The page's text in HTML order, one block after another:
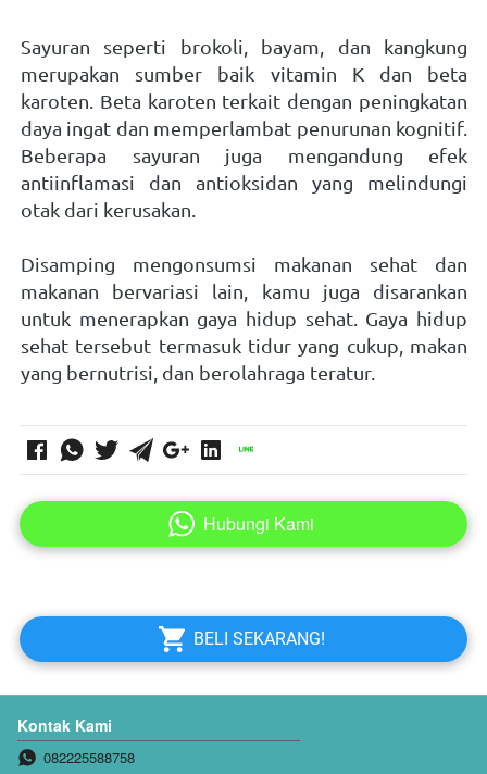
Sayuran seperti brokoli, bayam, dan kangkung
merupakan sumber baik vitamin K dan beta
karoten. Beta karoten terkait dengan peningkatan
daya ingat dan memperlambat penurunan kognitif.
Beberapa sayuran juga mengandung efek
antiinflamasi dan antioksidan yang melindungi
otak dari kerusakan.
Disamping mengonsumsi makanan sehat dan
makanan bervariasi lain, kamu juga disarankan
untuk menerapkan gaya hidup sehat. Gaya hidup
sehat tersebut termasuk tidur yang cukup, makan
yang bernutrisi, dan berolahraga teratur.
` Hubungi Kami
` BELI SEKARANG!
Kontak Kami
082225588758